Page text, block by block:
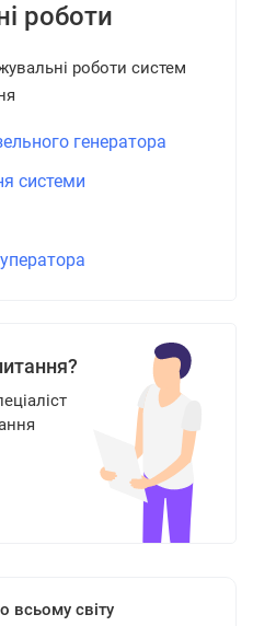
роботи
роботи систем
генератора
системи
всьому світу